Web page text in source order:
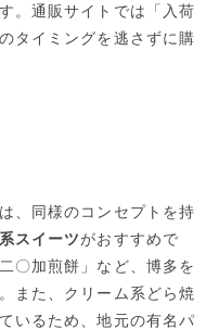
。通販サイトでは「入荷
タイミングを逃さずに購
、同様のコンセプトを持
スイーツがおすすめで
〇加煎餅」など、博多を
また、クリーム系どら焼
いるため、地元の有名パ